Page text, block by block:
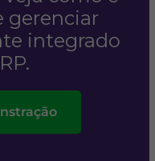
gerenciar
integrado